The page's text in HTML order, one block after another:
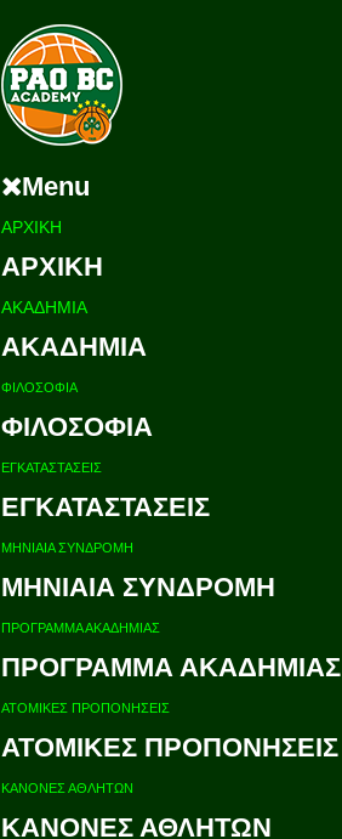
Menu
ΑΡΧΙΚΗ
ΑΡΧΙΚΗ
ΑΚΑΔΗΜΙΑ
ΑΚΑΔΗΜΙΑ
ΦΙΛΟΣΟΦΙΑ
ΦΙΛΟΣΟΦΙΑ
ΕΓΚΑΤΑΣΤΑΣΕΙΣ
ΕΓΚΑΤΑΣΤΑΣΕΙΣ
ΜΗΝΙΑΙΑ ΣΥΝΔΡΟΜΗ
ΜΗΝΙΑΙΑ ΣΥΝΔΡΟΜΗ
ΠΡΟΓΡΑΜΜΑ ΑΚΑΔΗΜΙΑΣ
ΠΡΟΓΡΑΜΜΑ ΑΚΑΔΗΜΙΑΣ
ΑΤΟΜΙΚΕΣ ΠΡΟΠΟΝΗΣΕΙΣ
ΑΤΟΜΙΚΕΣ ΠΡΟΠΟΝΗΣΕΙΣ
ΚΑΝΟΝΕΣ ΑΘΛΗΤΩΝ
ΚΑΝΟΝΕΣ ΑΘΛΗΤΩΝ